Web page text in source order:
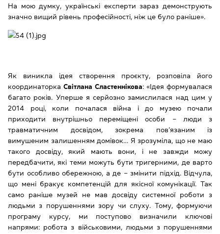
На мою думку, українські експерти зараз демонструють
значно вищий рівень професійності, ніж це було раніше».
Як виникла ідея створення проєкту, розповіла його
координаторка Світлана Сластеннікова: «Ідея формувалася
багато років. Уперше я серйозно замислилася над цим у
2014 році, коли почалася війна і до музею почали
приходити внутрішньо переміщені особи ‒ люди з
травматичним досвідом, зокрема пов’язаним із
вимушеним залишенням домівок… Я зрозуміла, що не маю
такого досвіду, який мають вони, і не завжди можу
передбачити, які теми можуть бути тригерними, де варто
бути особливо обережною, а де ‒ змінити підхід. Відчула,
що мені бракує компетенцій для якісної комунікації. Так
само раніше музей не мав досвіду системної роботи з
людьми з порушеннями зору чи слуху. Тому, формуючи
програму курсу, ми поступово визначили ключові
напрями: робота з військовими, людьми з порушеннями